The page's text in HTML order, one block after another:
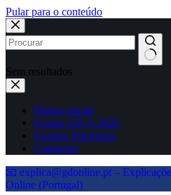
Pular para o conteúdo
Sem resultados
Página inicial
Exame GD A 2026
Exames Nacionais
Contactos
📧 explica@gdonline.pt –
Online (Portugal)